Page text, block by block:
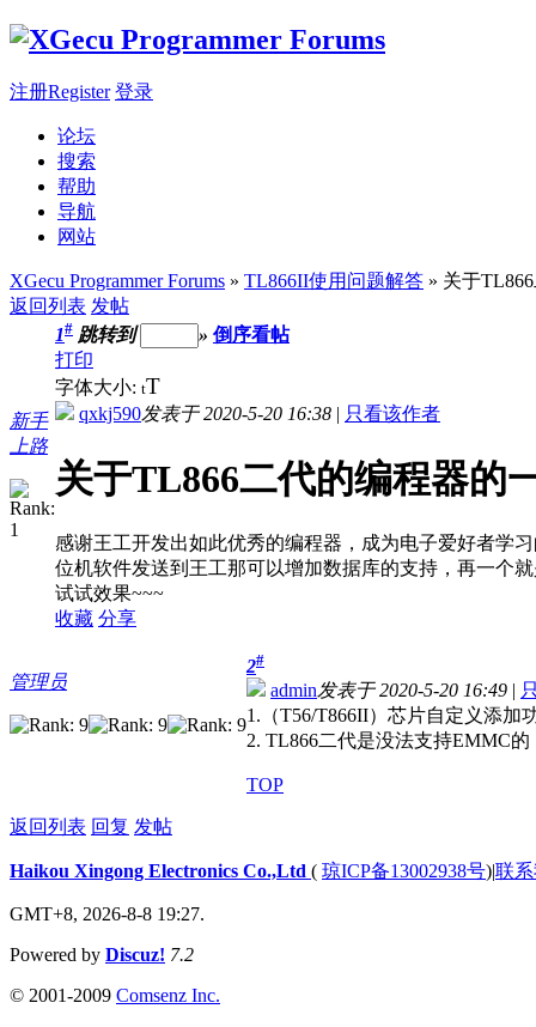
注册Register 登录
论坛
搜索
帮助
导航
网站
XGecu Programmer Forums » TL866II使用问题解答 » 关于
返回列表 发帖
新手
上路
1# 跳转到 » 倒序看帖
打印
字体大小: tT
qxkj590发表于 2020-5-20 16:38 | 只看该作者
关于TL866二代的编程器的
感谢王工开发出如此优秀的编程器，成为电子爱好者学
位机软件发送到王工那可以增加数据库的支持，再一个
试试效果~~~
收藏 分享
管理员
2#
admin发表于 2020-5-20 16:49 |
1.（T56/T866II）芯片自定义添加
2. TL866二代是没法支持EMMC
TOP
返回列表 回复 发帖
Haikou Xingong Electronics Co.,Ltd ( 琼ICP备13002938号)|联
GMT+8, 2026-8-8 19:27.
Powered by Discuz! 7.2
© 2001-2009 Comsenz Inc.